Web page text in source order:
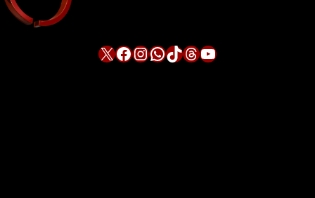
X Facebook InstagramWhatsApp TikTok Threads YouTube